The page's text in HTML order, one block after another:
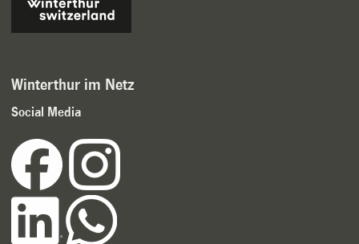
Winterthur im Netz
Social Media